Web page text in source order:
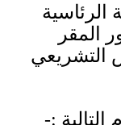
الرئاسية
المقر
التشريعي
:-